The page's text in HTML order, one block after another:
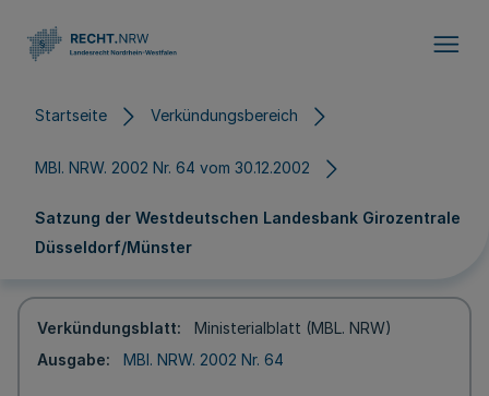
Startseite Verkündungsbereich
MBl. NRW. 2002 Nr. 64 vom 30.12.2002
Satzung der Westdeutschen Landesbank Girozentrale
Düsseldorf/Münster
Verkündungsblatt
Ministerialblatt (MBL. NRW)
Ausgabe
MBl. NRW. 2002 Nr. 64